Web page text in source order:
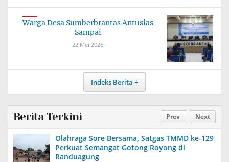
Warga Desa Sumberbrantas Antusias
Sampai
22 Mei 2026
Indeks Berita
Prev Next
Berita Terkini
Olahraga Sore Bersama, Satgas TMMD ke-129
Perkuat Semangat Gotong Royong di
Randuagung